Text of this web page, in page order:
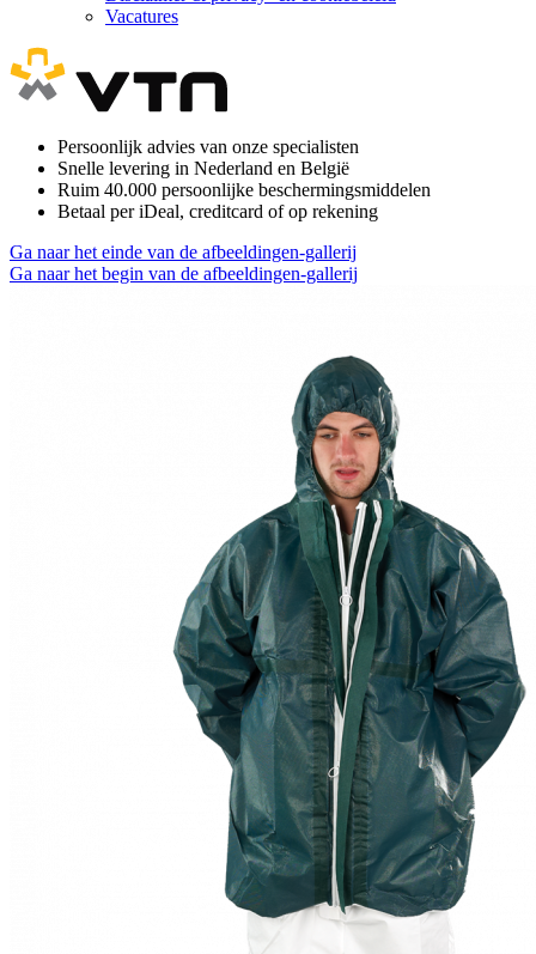
Vacatures
Persoonlijk advies van onze specialisten
Snelle levering in Nederland en België
Ruim 40.000 persoonlijke beschermingsmiddelen
Betaal per iDeal, creditcard of op rekening
Ga naar het einde van de afbeeldingen-gallerij
Ga naar het begin van de afbeeldingen-gallerij